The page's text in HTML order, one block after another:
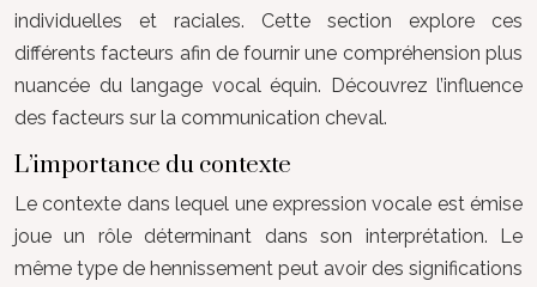
individuelles et raciales. Cette section explore ces
différents facteurs afin de fournir une compréhension plus
nuancée du langage vocal équin. Découvrez l’influence
des facteurs sur la communication cheval.
L’importance du contexte
Le contexte dans lequel une expression vocale est émise
joue un rôle déterminant dans son interprétation. Le
même type de hennissement peut avoir des significations